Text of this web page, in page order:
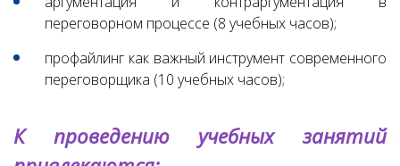
переговорном процессе (8 учебных часов);
профайлинг как важный инструмент современного
переговорщика (10 учебных часов);
К проведению учебных занятий